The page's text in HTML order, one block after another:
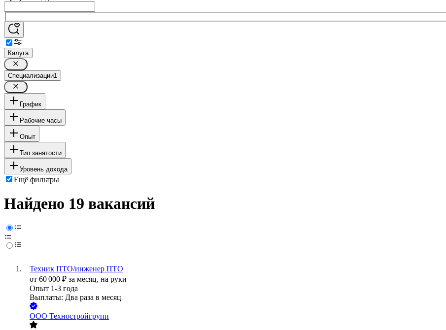
Калуга
Специализации1
График
Рабочие часы
Опыт
Тип занятости
Уровень дохода
Ещё фильтры
Найдено 19 вакансий
Техник ПТО/инженер ПТО
от 60 000 ₽ за месяц, на руки
Опыт 1-3 года
Выплаты: Два раза в месяц
ООО Техностройгрупп